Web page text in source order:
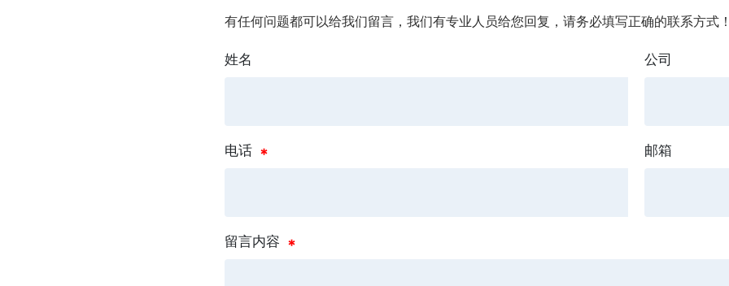
有任何问题都可以给我们留言，我们有专业人员给您回复，请务必填写正确的联系方式！
姓名 公司
电话 邮箱
留言内容